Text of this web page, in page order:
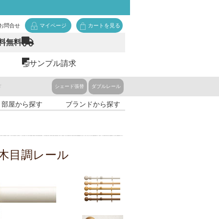
問合せ マイページ カートを見る
無料
サンプル請求
シェード張替 ダブルレール
屋から探す ブランドから探す
目調レール